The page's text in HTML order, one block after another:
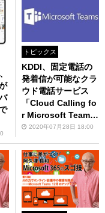
トピックス
KDDI、固定電話の
発着信が可能なクラ
ウド電話サービス
「Cloud Calling fo
r Microsoft Team
s」を提供開始
2020年07月28日 18:00